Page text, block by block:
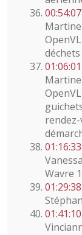
00:54:07
01:06:01
01:16:33
Wavre
01:29:38
01:41:10